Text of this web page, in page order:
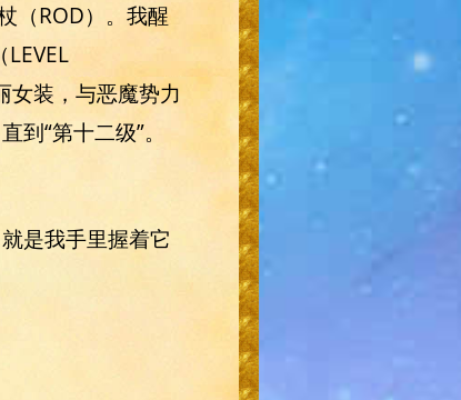
（ROD）。我醒
女装，与恶魔势力
“第十二级”。
是我手里握着它